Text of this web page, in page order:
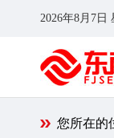
2026年8月7日
您所在的